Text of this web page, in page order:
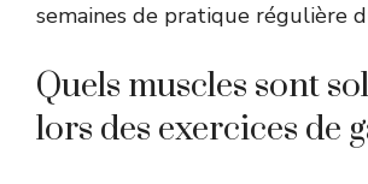
semaines de pratique régulière
Quels muscles sont
lors des exercices de